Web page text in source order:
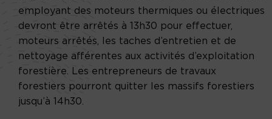
employant des moteurs thermiques ou électriques
devront être arrêtés à 13h30 pour effectuer,
moteurs arrêtés, les taches d’entretien et de
nettoyage afférentes aux activités d’exploitation
forestière. Les entrepreneurs de travaux
forestiers pourront quitter les massifs forestiers
jusqu’à 14h30.